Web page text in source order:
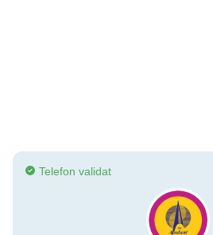
Telefon validat